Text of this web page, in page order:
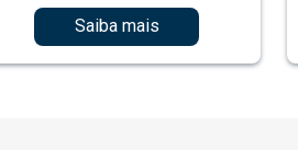
Saiba mais